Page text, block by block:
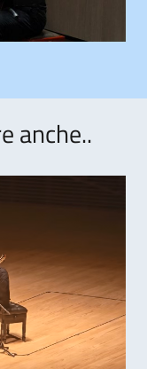
anche..